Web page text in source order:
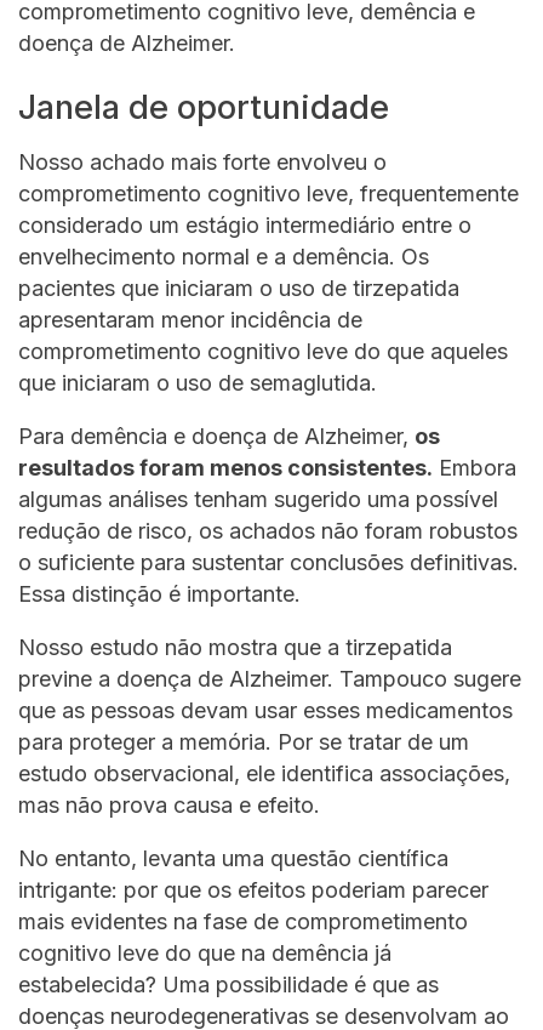
comprometimento cognitivo leve, demência e
doença de Alzheimer.
Janela de oportunidade
Nosso achado mais forte envolveu o
comprometimento cognitivo leve, frequentemente
considerado um estágio intermediário entre o
envelhecimento normal e a demência. Os
pacientes que iniciaram o uso de tirzepatida
apresentaram menor incidência de
comprometimento cognitivo leve do que aqueles
que iniciaram o uso de semaglutida.
Para demência e doença de Alzheimer, os
resultados foram menos consistentes. Embora
algumas análises tenham sugerido uma possível
redução de risco, os achados não foram robustos
o suficiente para sustentar conclusões definitivas.
Essa distinção é importante.
Nosso estudo não mostra que a tirzepatida
previne a doença de Alzheimer. Tampouco sugere
que as pessoas devam usar esses medicamentos
para proteger a memória. Por se tratar de um
estudo observacional, ele identifica associações,
mas não prova causa e efeito.
No entanto, levanta uma questão científica
intrigante: por que os efeitos poderiam parecer
mais evidentes na fase de comprometimento
cognitivo leve do que na demência já
estabelecida? Uma possibilidade é que as
doenças neurodegenerativas se desenvolvam ao